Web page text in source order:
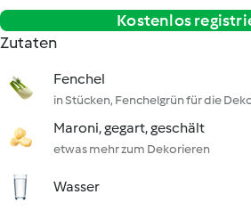
Kostenlos
Zutaten
Fenchel
in Stücken, Fenchelgrün für die
Maroni, gegart, geschält
etwas mehr zum Dekorieren
Wasser